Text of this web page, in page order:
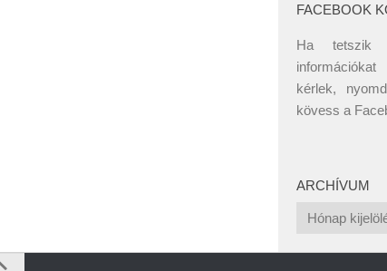
FACEBOOK
Ha tetszik
kérlek,
kövess a
ARCHÍVUM
Archívum